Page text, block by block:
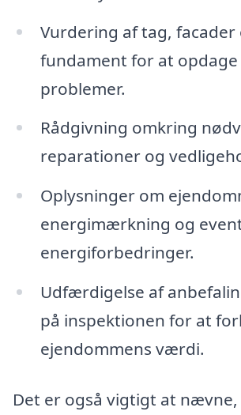
Vurdering af tag, facader
fundament for at
problemer.
Rådgivning omkring
reparationer og
Oplysninger om
energimærkning og
energiforbedringer.
Udfærdigelse af
på inspektionen for at
ejendommens værdi.
Det er også vigtigt at nævne,